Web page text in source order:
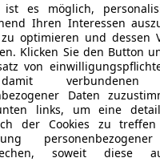
ist es möglich,
Ihren Interessen
optimieren und dessen
Klicken Sie den Button
von
verbundenen
Daten
links, um eine
der Cookies zu
soweit diese